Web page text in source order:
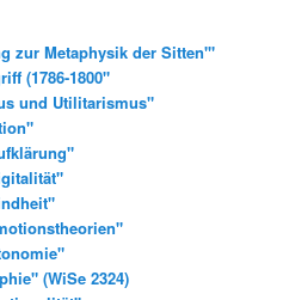
zur Metaphysik der Sitten'"
(1786-1800"
und Utilitarismus"
(WiSe 2324)